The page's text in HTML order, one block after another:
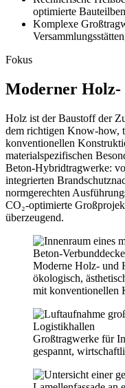
optimierte
Komplexe
Fokus
Moderner
Holz ist der Baustoff der
dem richtigen Know-how,
konventionellen
materialspezifischen
Beton-Hybridtragwerke:
integrierten
normgerechten
CO₂-optimierte
überzeugend.
Moderne Holz- und
ökologisch,
mit konventionellen
Großtragwerke für
gespannt,